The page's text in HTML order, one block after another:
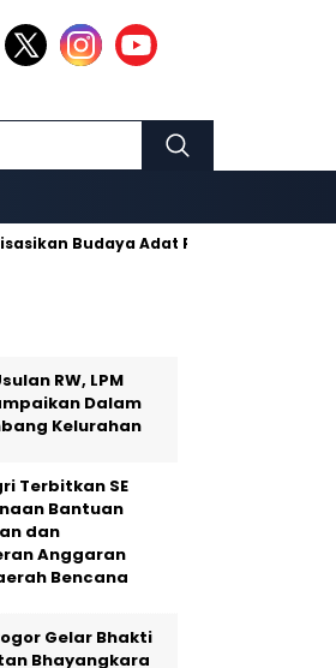
Adat Pusaka Kujang
RW, LPM
Dalam
Kelurahan
Terbitkan SE
Bantuan
dan
Anggaran
Bencana
Gelar Bhakti
Bhayangkara